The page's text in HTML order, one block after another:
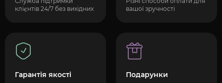
клієнтів 24/7 без вихідних
вашої зручності
Гарантія якості Подарунки